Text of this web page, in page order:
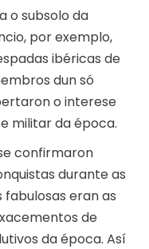
o subsolo da
por exemplo,
ibéricas de
dun só
o interese
militar da época.
confirmaron
durante as
fabulosas eran as
de
da época. Así